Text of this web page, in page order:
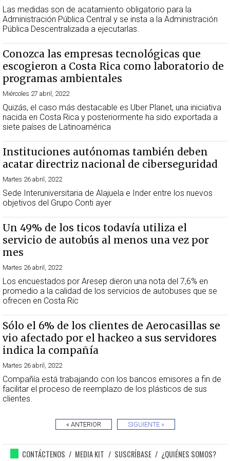
Las medidas son de acatamiento obligatorio para la
Administración Pública Central y se insta a la Administración
Pública Descentralizada a ejecutarlas.
Conozca las empresas tecnológicas que
escogieron a Costa Rica como laboratorio de
programas ambientales
Miércoles 27 abril, 2022
Quizás, el caso más destacable es Uber Planet, una iniciativa
nacida en Costa Rica y posteriormente ha sido exportada a
siete países de Latinoamérica
Instituciones autónomas también deben
acatar directriz nacional de ciberseguridad
Martes 26 abril, 2022
Sede Interuniversitaria de Alajuela e Inder entre los nuevos
objetivos del Grupo Conti ayer
Un 49% de los ticos todavía utiliza el
servicio de autobús al menos una vez por
mes
Martes 26 abril, 2022
Los encuestados por Aresep dieron una nota del 7,6% en
promedio a la calidad de los servicios de autobuses que se
ofrecen en Costa Ric
Sólo el 6% de los clientes de Aerocasillas se
vio afectado por el hackeo a sus servidores
indica la compañía
Martes 26 abril, 2022
Compañía está trabajando con los bancos emisores a fin de
facilitar el proceso de reemplazo de los plásticos de sus
clientes.
« ANTERIOR SIGUIENTE »
CONTÁCTENOS MEDIA KIT SUSCRÍBASE
¿QUIÉNES SOMOS?